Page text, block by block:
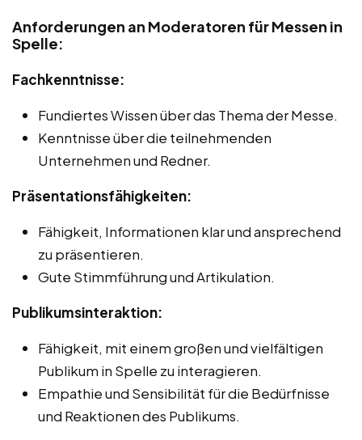
Anforderungen an Moderatoren für Messen in
Spelle:
Fachkenntnisse:
Fundiertes Wissen über das Thema der Messe.
Kenntnisse über die teilnehmenden
Unternehmen und Redner.
Präsentationsfähigkeiten:
Fähigkeit, Informationen klar und ansprechend
zu präsentieren.
Gute Stimmführung und Artikulation.
Publikumsinteraktion:
Fähigkeit, mit einem großen und vielfältigen
Publikum in Spelle zu interagieren.
Empathie und Sensibilität für die Bedürfnisse
und Reaktionen des Publikums.